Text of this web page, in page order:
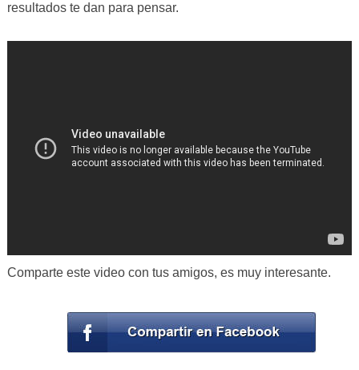
resultados te dan para pensar.
Comparte este video con tus amigos, es muy interesante.